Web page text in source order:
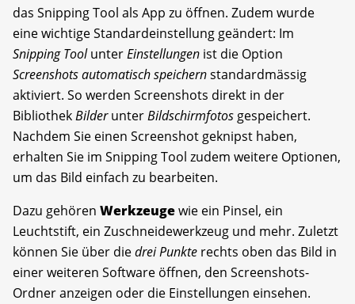
das Snipping Tool als App zu öffnen. Zudem wurde
eine wichtige Standardeinstellung geändert: Im
Snipping ToolunterEinstellungen ist die Option
Screenshots automatisch speichernstandardmässig
aktiviert. So werden Screenshots direkt in der
BibliothekBilderunterBildschirmfotosgespeichert.
Nachdem Sie einen Screenshot geknipst haben,
erhalten Sie im Snipping Tool zudem weitere Optionen,
um das Bild einfach zu bearbeiten.
Dazu gehören Werkzeugewie ein Pinsel, ein
Leuchtstift, ein Zuschneidewerkzeug und mehr. Zuletzt
können Sie über diedrei Punkte rechts oben das Bild in
einer weiteren Software öffnen, den Screenshots-
Ordner anzeigen oder die Einstellungen einsehen.